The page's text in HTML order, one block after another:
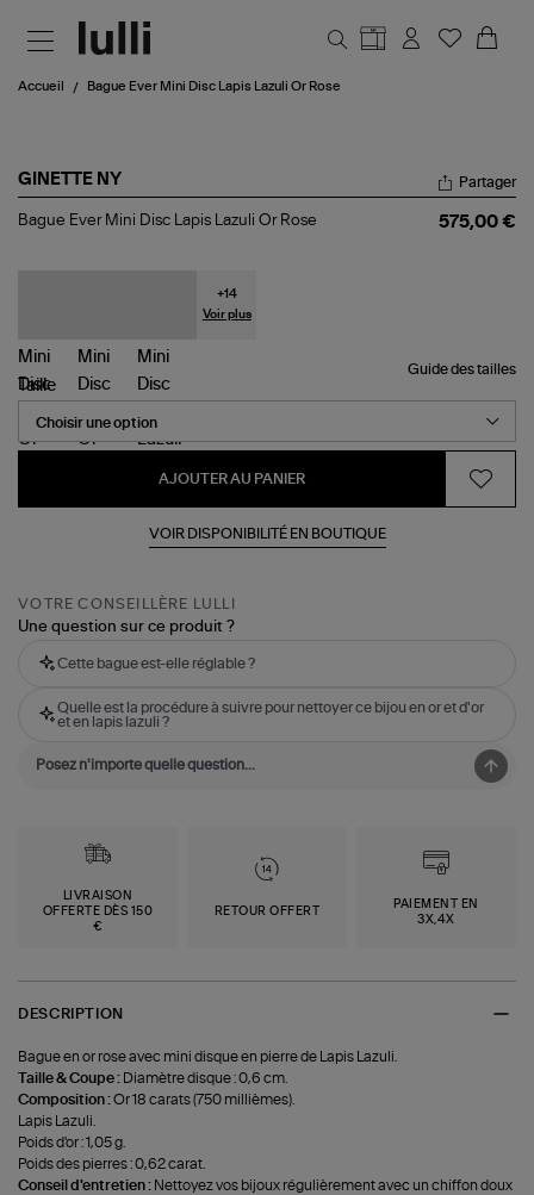
Accueil Bague Ever Mini Disc Lapis Lazuli Or Rose
GINETTE NY
Bague
Rose
Partager
Bague Ever Mini Disc Lapis Lazuli Or Rose 575,00 €
+14
Voir plus
Guide des tailles
Taille
AJOUTER AU PANIER
VOIR DISPONIBILITÉ EN BOUTIQUE
VOTRE CONSEILLÈRE LULLI
Une question sur ce produit ?
Cette bague est-elle réglable ?
Quelle est la procédure à suivre pour nettoyer ce bijou en or et d'or
et en lapis lazuli ?
LIVRAISON
OFFERTE DÈS 150
€
RETOUR OFFERT
PAIEMENT EN
3X,4X
DESCRIPTION
Bague en or rose avec mini disque en pierre de Lapis Lazuli.
Taille & Coupe : Diamètre disque : 0,6 cm.
Composition :Or 18 carats (750 millièmes).
Lapis Lazuli.
Poids d'or : 1,05 g.
Poids des pierres : 0,62 carat.
Conseil d'entretien : Nettoyez vos bijoux régulièrement avec un chiffon doux